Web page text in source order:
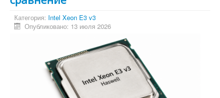
Процессоры
Инструкции
Системные программы
Категория: Intel Xeon E3 v3
Опубликовано: 13 июля 2026